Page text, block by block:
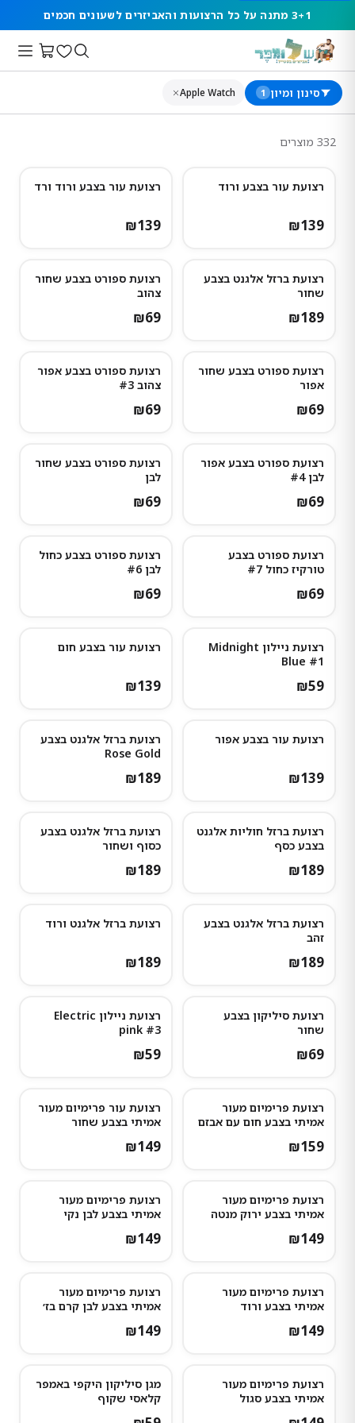
3+1 מתנה על כל הרצועות והאביזרים לשעונים חכמים
סינון ומיון 1
Apple Watch
332 מוצרים
נותרו מעט
רצועת עור בצבע ורוד
₪139
רצועת עור בצבע ורוד ורד
₪139
רצועת ברזל אלגנט בצבע
שחור
₪189
רצועת ספורט בצבע שחור
צהוב
₪69
רצועת ספורט בצבע שחור
אפור
₪69
רצועת ספורט בצבע אפור
צהוב #3
₪69
רצועת ספורט בצבע אפור
לבן #4
₪69
רצועת ספורט בצבע שחור
לבן
₪69
רצועת ספורט בצבע
טורקיז כחול #7
₪69
רצועת ספורט בצבע כחול
לבן #6
₪69
רצועת ניילון Midnight
Blue #1
₪59
רצועת עור בצבע חום
₪139
רצועת עור בצבע אפור
₪139
רצועת ברזל אלגנט בצבע
Rose Gold
₪189
רצועת ברזל חוליות אלגנט
בצבע כסף
₪189
רצועת ברזל אלגנט בצבע
כסוף ושחור
₪189
רצועת ברזל אלגנט בצבע
זהב
₪189
רצועת ברזל אלגנט ורוד
₪189
רצועת סיליקון בצבע
שחור
₪69
רצועת ניילון Electric
pink #3
₪59
רצועת פרימיום מעור
אמיתי בצבע חום עם אבזם
₪159
רצועת עור פרימיום מעור
אמיתי בצבע שחור
₪149
רצועת פרימיום מעור
אמיתי בצבע ירוק מנטה
₪149
רצועת פרימיום מעור
אמיתי בצבע לבן נקי
₪149
רצועת פרימיום מעור
אמיתי בצבע ורוד
₪149
רצועת פרימיום מעור
אמיתי בצבע לבן קרם בז׳
₪149
רצועת פרימיום מעור
אמיתי בצבע סגול
מגן סיליקון היקפי באמפר
קלאסי שקוף